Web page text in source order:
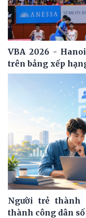
VBA 2026 -
trên bảng xếp
Người trẻ thành
thành công dân